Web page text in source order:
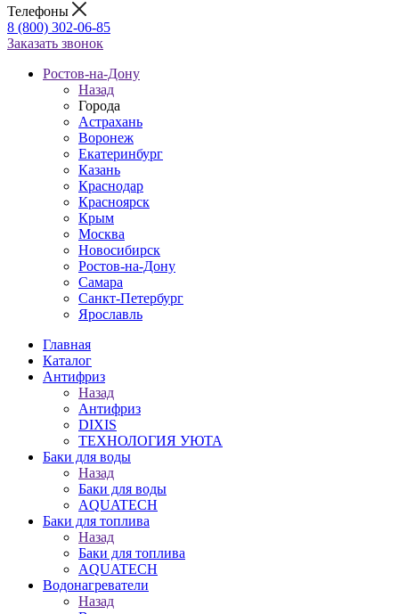
Телефоны
8 (800) 302-06-85
Заказать звонок
Ростов-на-Дону
Назад
Города
Астрахань
Воронеж
Екатеринбург
Казань
Краснодар
Красноярск
Крым
Москва
Новосибирск
Ростов-на-Дону
Самара
Санкт-Петербург
Ярославль
Главная
Каталог
Антифриз
Назад
Антифриз
DIXIS
ТЕХНОЛОГИЯ УЮТА
Баки для воды
Назад
Баки для воды
AQUATECH
Баки для топлива
Назад
Баки для топлива
AQUATECH
Водонагреватели
Назад